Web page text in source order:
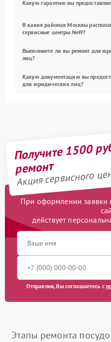
Какую гарантию вы
В каких районах Москвы
сервисные центры Neff?
Выполняете ли вы ремонт для
лиц?
Какую документацию вы
для юридических лиц?
Получите 1500
ремонт
Акция сервисного
При оформлении заявки
действует
Отправляя, Вы соглашаетесь с
Этапы ремонта